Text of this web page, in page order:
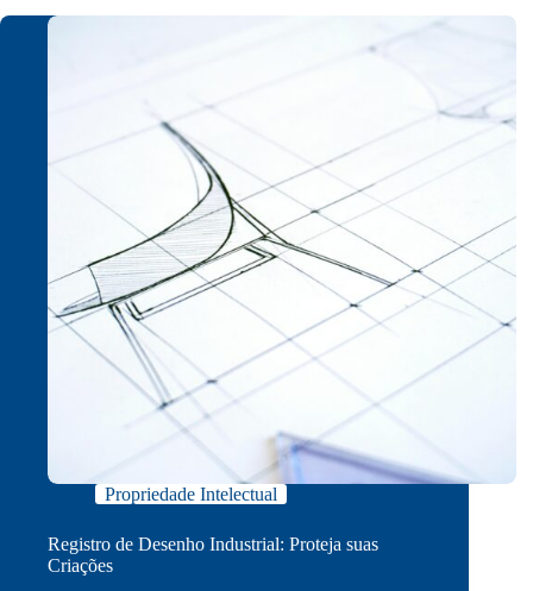
Propriedade Intelectual
Registro de Desenho Industrial: Proteja suas
Criações